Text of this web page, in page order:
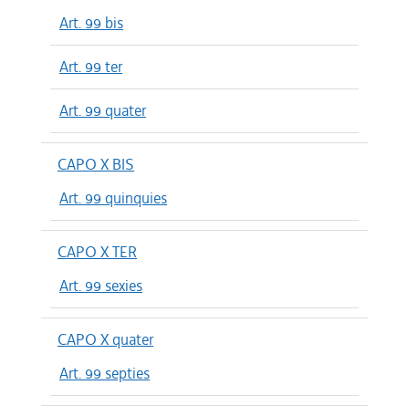
Art. 99 bis
Art. 99 ter
Art. 99 quater
CAPO X BIS
Art. 99 quinquies
CAPO X TER
Art. 99 sexies
CAPO X quater
Art. 99 septies